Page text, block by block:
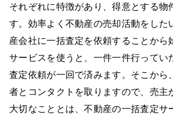
それぞれに特徴があり、得意とする物
す。効率よく不動産の売却活動をした
産会社に一括査定を依頼することから
サービスを使うと、一件一件行ってい
査定依頼が一回で済みます。そこから
者とコンタクトを取りますので、売主
大切なこととは、不動産の一括査定サ